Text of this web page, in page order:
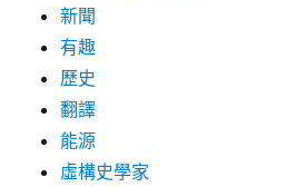
新聞
有趣
歷史
翻譯
能源
虛構史學家